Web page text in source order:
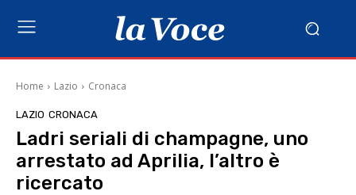
Home Lazio Cronaca
LAZIO CRONACA
Ladri seriali di champagne, uno
arrestato ad Aprilia, l’altro è
ricercato